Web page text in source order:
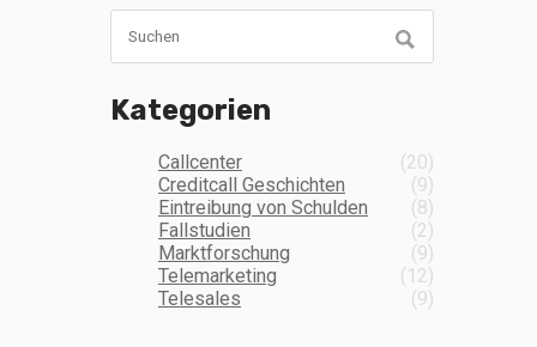
Kategorien
Callcenter
(20)
Creditcall Geschichten
(9)
Eintreibung von Schulden
(8)
Fallstudien
(2)
Marktforschung
(9)
Telemarketing
(12)
Telesales
(9)